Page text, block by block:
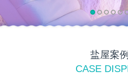
盐屋案例
CASE